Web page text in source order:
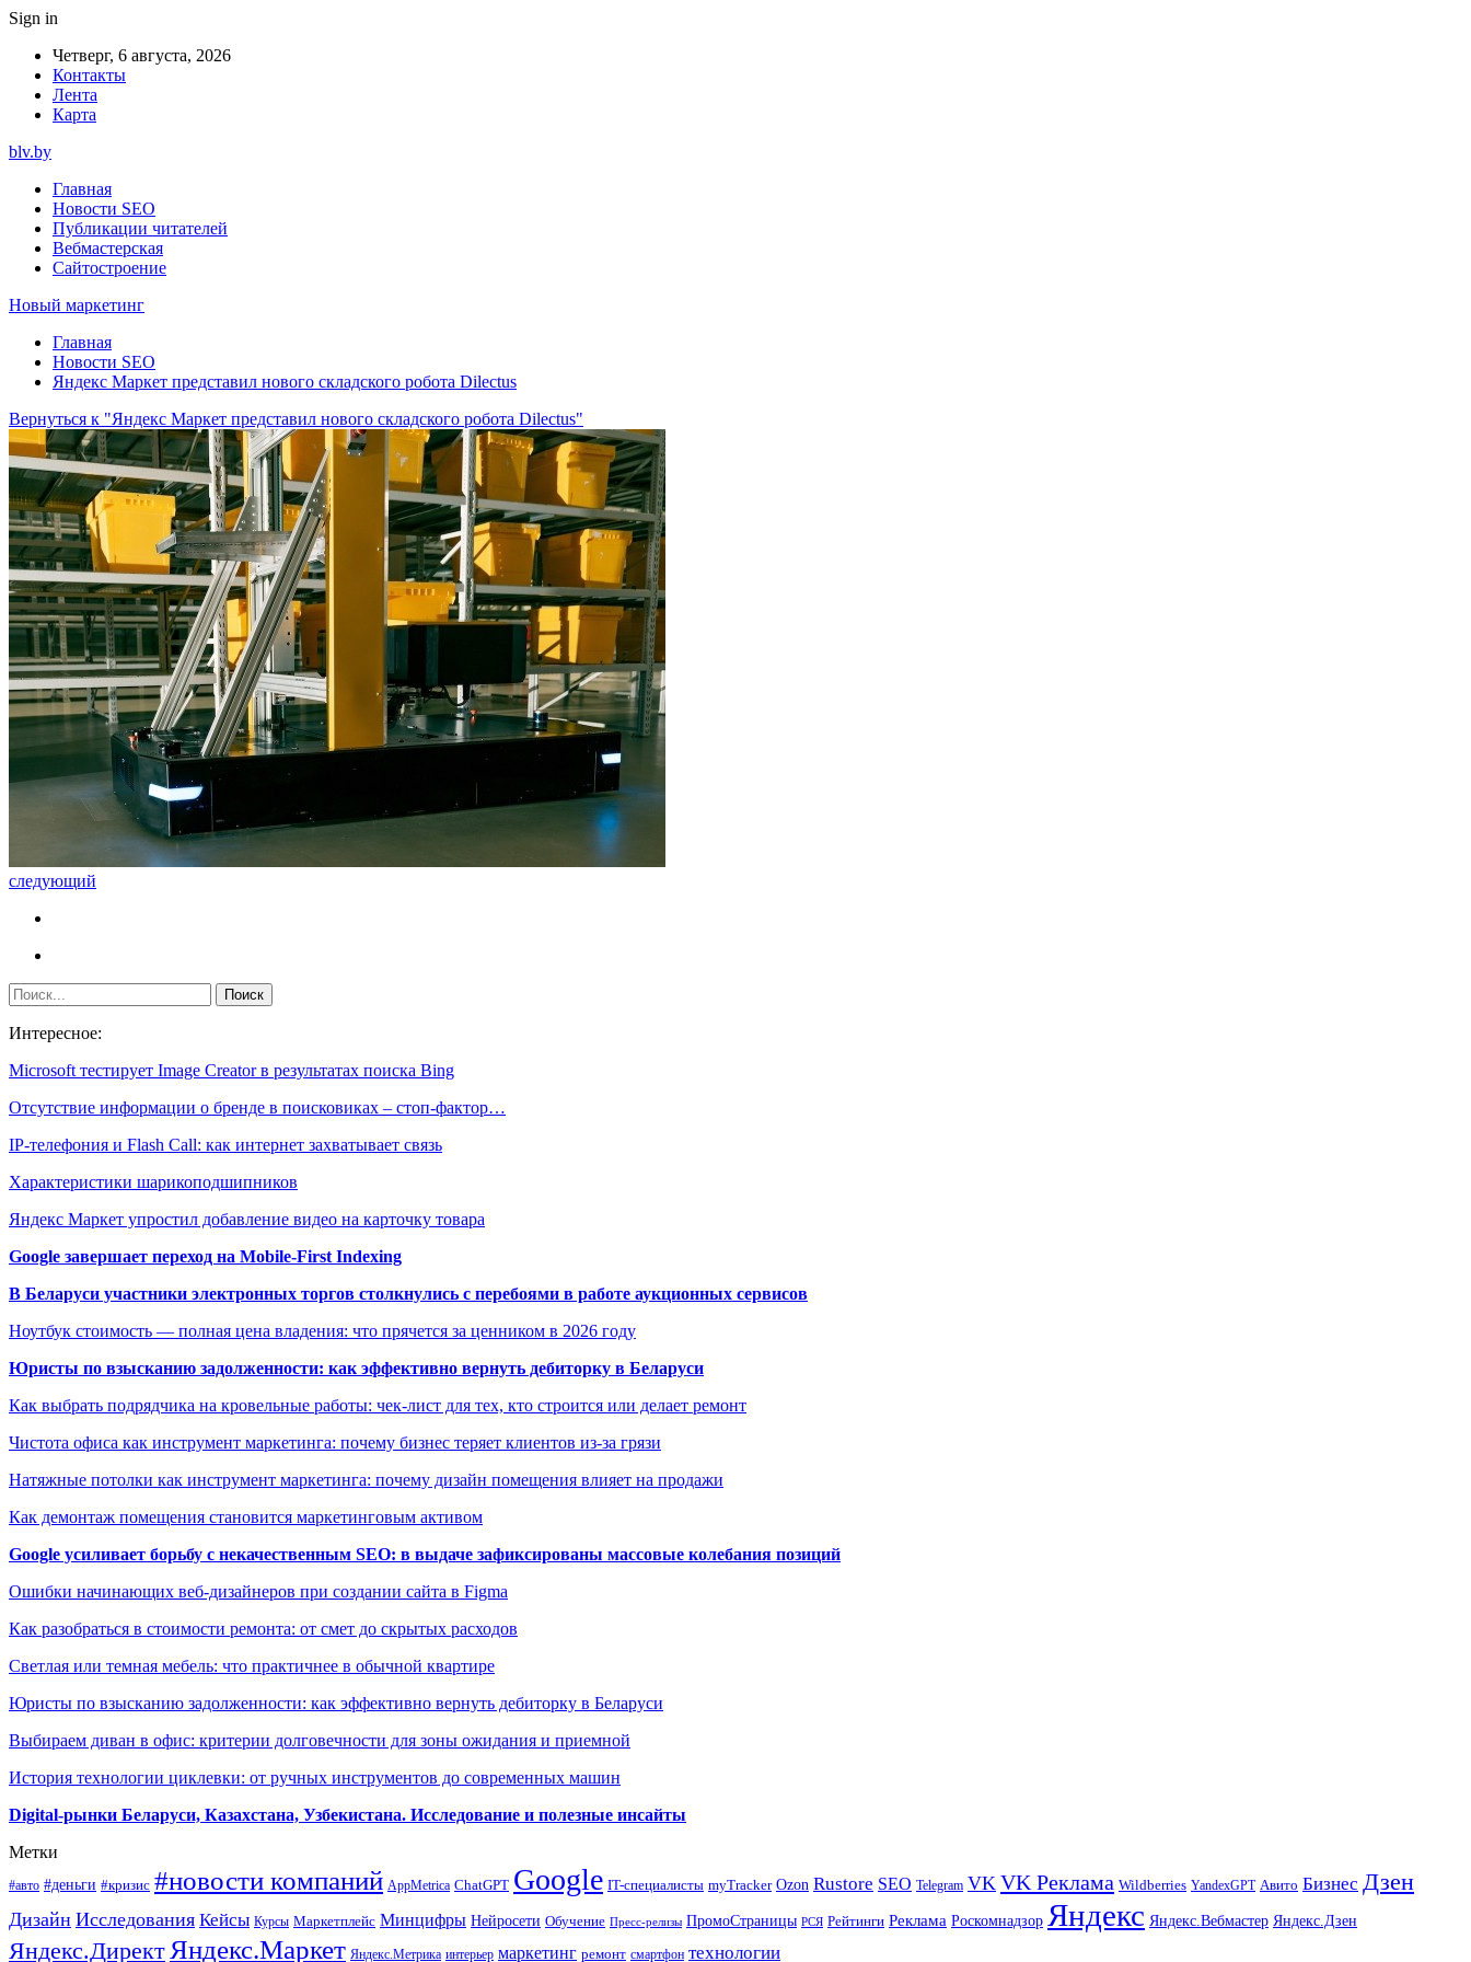
Sign in
Четверг, 6 августа, 2026
Контакты
Лента
Карта
blv.by
Главная
Новости SEO
Публикации читателей
Вебмастерская
Сайтостроение
Новый маркетинг
Главная
Новости SEO
Яндекс Маркет представил нового складского робота Dilectus
Вернуться к "Яндекс Маркет представил нового складского робота Dilectus"
следующий
Интересное:
Microsoft тестирует Image Creator в результатах поиска Bing
Отсутствие информации о бренде в поисковиках – стоп-фактор…
IP-телефония и Flash Call: как интернет захватывает связь
Характеристики шарикоподшипников
Яндекс Маркет упростил добавление видео на карточку товара
Google завершает переход на Mobile-First Indexing
В Беларуси участники электронных торгов столкнулись с перебоями в работе аукционных сервисов
Ноутбук стоимость — полная цена владения: что прячется за ценником в 2026 году
Юристы по взысканию задолженности: как эффективно вернуть дебиторку в Беларуси
Как выбрать подрядчика на кровельные работы: чек-лист для тех, кто строится или делает ремонт
Чистота офиса как инструмент маркетинга: почему бизнес теряет клиентов из-за грязи
Натяжные потолки как инструмент маркетинга: почему дизайн помещения влияет на продажи
Как демонтаж помещения становится маркетинговым активом
Google усиливает борьбу с некачественным SEO: в выдаче зафиксированы массовые колебания позиций
Ошибки начинающих веб-дизайнеров при создании сайта в Figma
Как разобраться в стоимости ремонта: от смет до скрытых расходов
Светлая или темная мебель: что практичнее в обычной квартире
Юристы по взысканию задолженности: как эффективно вернуть дебиторку в Беларуси
Выбираем диван в офис: критерии долговечности для зоны ожидания и приемной
История технологии циклевки: от ручных инструментов до современных машин
Digital-рынки Беларуси, Казахстана, Узбекистана. Исследование и полезные инсайты
Метки
#авто #деньги #кризис #новости компаний AppMetrica ChatGPT Google IT-специалисты myTracker Ozon Rustore SEO Telegram VK VK Реклама Wildberries YandexGPT Авито Бизнес Дзен
Дизайн Исследования Кейсы Курсы Маркетплейс Минцифры Нейросети Обучение Пресс-релизы ПромоСтраницы РСЯ Рейтинги Реклама Роскомнадзор Яндекс Яндекс.Вебмастер Яндекс.Дзен
Яндекс.ДиректЯндекс.Маркет Яндекс.Метрика интерьер маркетинг ремонт смартфон технологии